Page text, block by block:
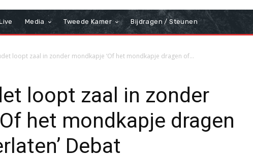
Media Tweede Kamer Bijdragen / Steunen
loopt zaal in zonder mondkapje ‘Of het mondkapje dragen of...
loopt zaal in zonder
het mondkapje dragen
Debat